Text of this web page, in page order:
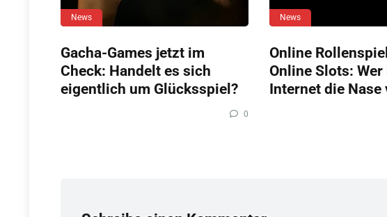
News
Gacha-Games jetzt im
Check: Handelt es sich
eigentlich um Glücksspiel?
0
News
Online
Online Slots: Wer
Internet die Nase